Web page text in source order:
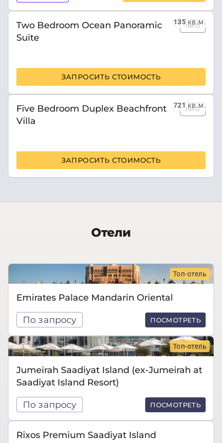
135кв.м.
Two Bedroom Ocean Panoramic
Suite
INFO
ЗАПРОСИТЬ СТОИМОСТЬ
721кв.м.
Five Bedroom Duplex Beachfront
Villa
INFO
ЗАПРОСИТЬ СТОИМОСТЬ
Отели
Топ-отель
Emirates Palace Mandarin Oriental
По запросу ПОСМОТРЕТЬ
Топ-отель
Jumeirah Saadiyat Island (ex-Jumeirah at
Saadiyat Island Resort)
По запросу ПОСМОТРЕТЬ
Rixos Premium Saadiyat Island